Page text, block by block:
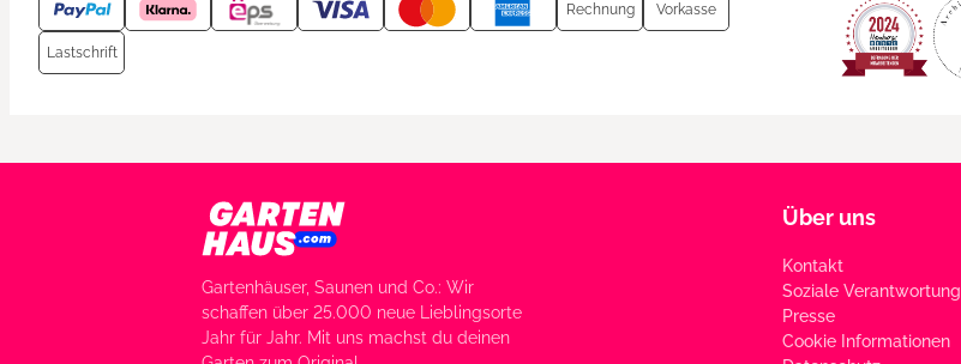
Rechnung Vorkasse
Lastschrift
Gartenhäuser, Saunen und Co.: Wir
schaffen über 25.000 neue Lieblingsorte
Jahr für Jahr. Mit uns machst du deinen
Über uns
Kontakt
Soziale Verantwortung
Presse
Cookie Informationen